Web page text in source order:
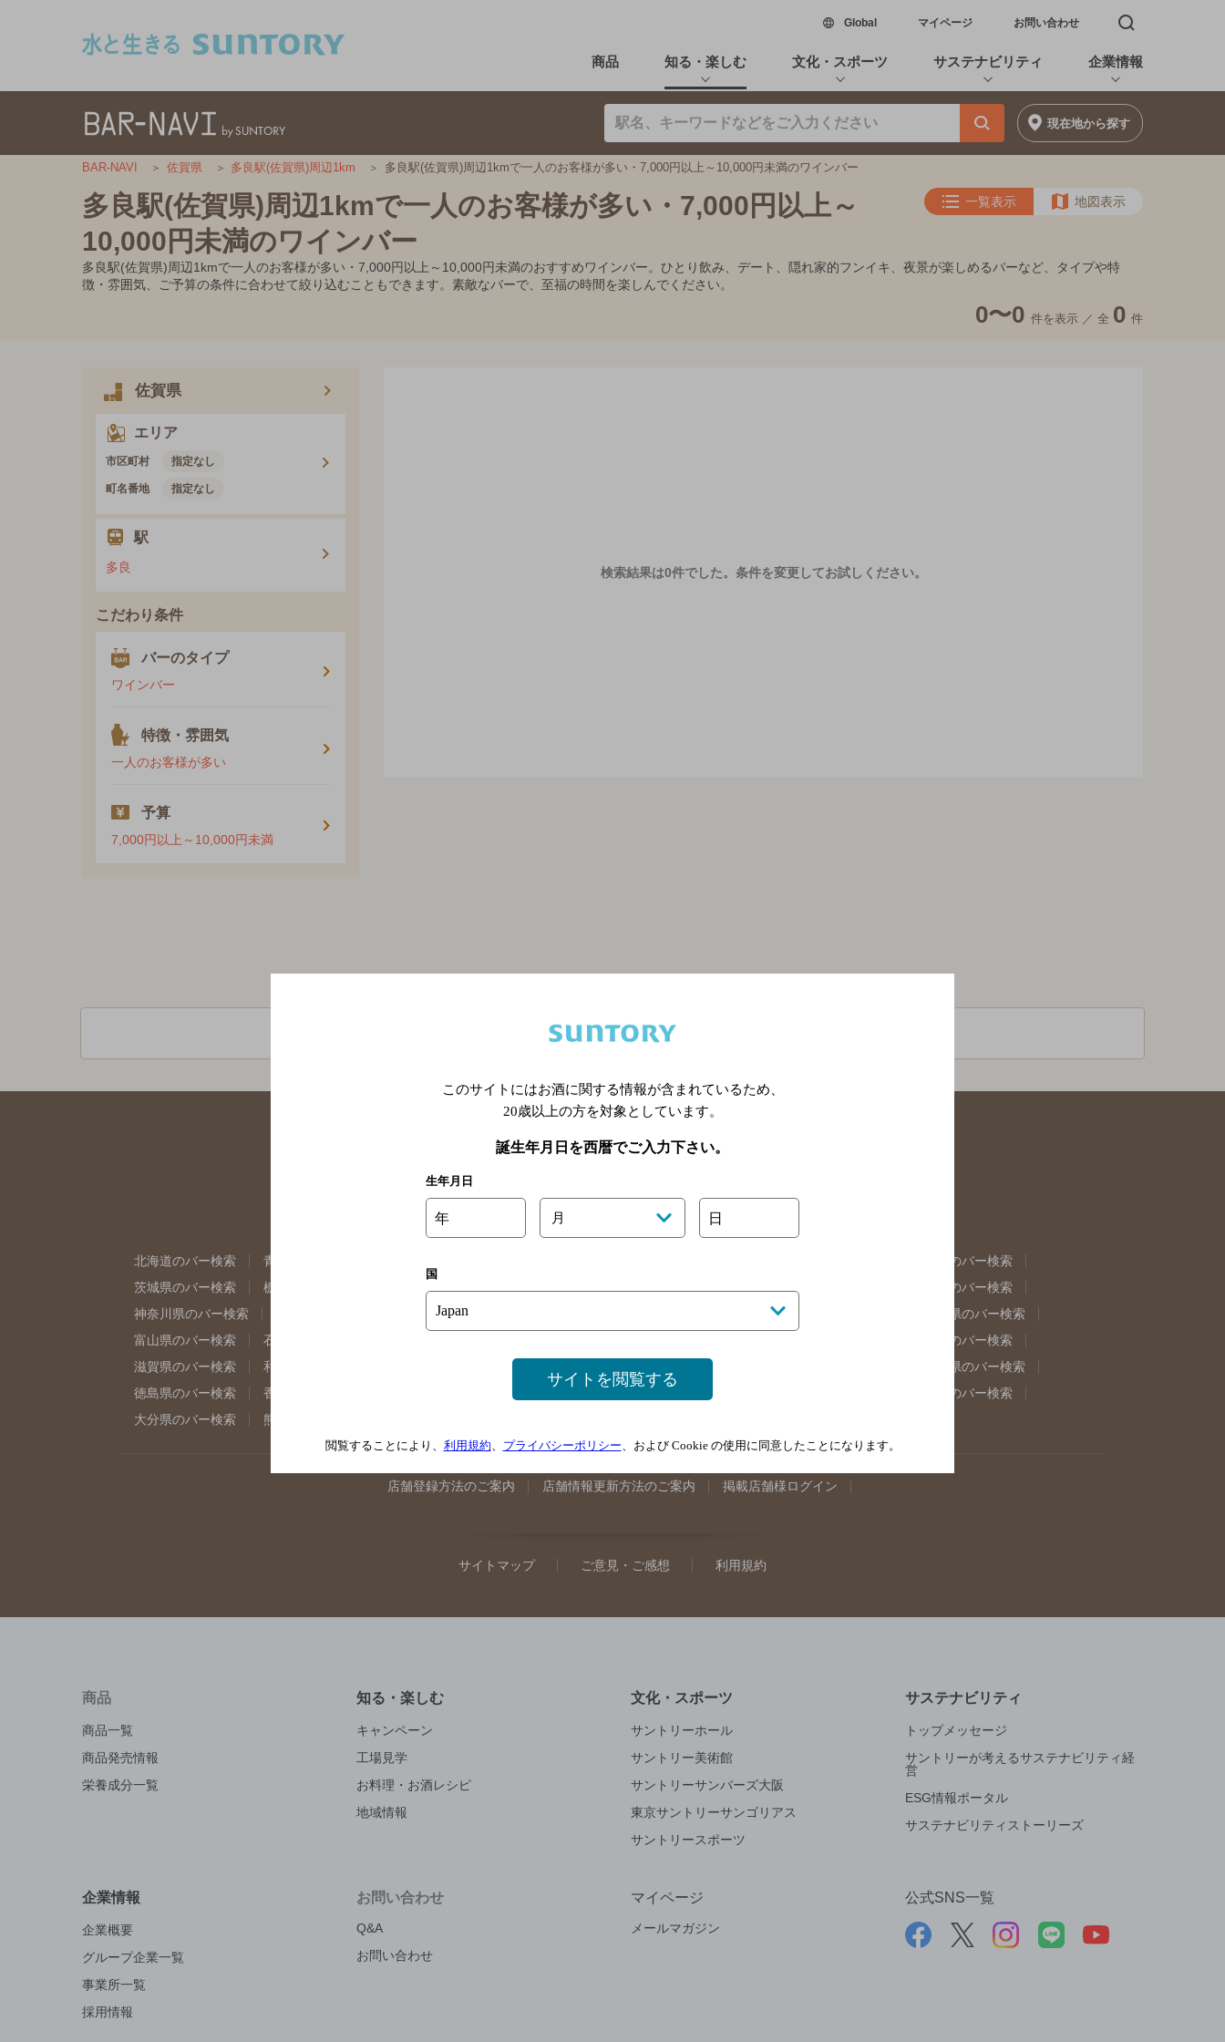
Global新しいウィンドウで開く
マイページ お問い合わせ 検索窓を開く
商品 知る・楽しむ 文化・スポーツ サステナビリティ 企業情報
現在地から探す
BAR-NAVI 佐賀県 多良駅(佐賀県)周辺1km 多良駅(佐賀県)周辺1kmで一人のお客様が多い・7,000円以上～10,000円未満のワインバー
多良駅(佐賀県)周辺1kmで一人のお客様が多い・7,000円以上～
10,000円未満のワインバー
一覧表示 地図表示
多良駅(佐賀県)周辺1kmで一人のお客様が多い・7,000円以上～10,000円未満のおすすめワインバー。ひとり飲み、デート、隠れ家的フンイキ、夜景が楽しめるバーなど、タイプや特
徴・雰囲気、ご予算の条件に合わせて絞り込むこともできます。素敵なバーで、至福の時間を楽しんでください。
0〜0 件を表示 ／ 全 0 件
佐賀県
エリア
市区町村 指定なし
町名番地 指定なし
駅
多良
こだわり条件
バーのタイプ
ワインバー
特徴・雰囲気
一人のお客様が多い
予算
7,000円以上～10,000円未満
検索結果は0件でした。 条件を変更してお試しください。
関連ページ
北海道のバー検索 青森県のバー検索
福島県のバー検索
茨城県のバー検索
栃木県のバー検索
東京都のバー検索
神奈川県のバー検索
埼玉県のバー検索
岐阜県のバー検索
富山県のバー検索
石川県のバー検索
奈良県のバー検索
滋賀県のバー検索
和歌山県のバー検索 山口県のバー検索
島根県のバー検索
徳島県のバー検索
香川県のバー検索
佐賀県のバー検索
大分県のバー検索
熊本県のバー検索
店舗登録方法のご案内 店舗情報更新方法のご案内 掲載店舗様ログイン
サイトマップ ご意見・ご感想 利用規約
商品
商品一覧
商品発売情報
栄養成分一覧
知る・楽しむ
キャンペーン
工場見学
お料理・お酒レシピ
地域情報
文化・スポーツ
サントリーホール
サントリー美術館
サントリーサンバーズ大阪
東京サントリーサンゴリアス
サントリースポーツ
サステナビリティ
トップメッセージ
サントリーが考えるサステナビリティ経
営
ESG情報ポータル
サステナビリティストーリーズ
企業情報
企業概要
グループ企業一覧
事業所一覧
採用情報
お問い合わせ
Q&A
お問い合わせ
マイページ
メールマガジン
公式SNS一覧
このサイトにはお酒に関する情報が含まれているため、
20歳以上の方を対象としています。
誕生年月日を西暦でご入力下さい。
生年月日
年 月 日
国
サイトを閲覧する
閲覧することにより、 利用規約、 プライバシーポリシー、および Cookie の使用に同意したことになります。